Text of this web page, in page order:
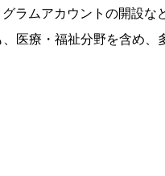
ラムアカウントの開設な
医療・福祉分野を含め、